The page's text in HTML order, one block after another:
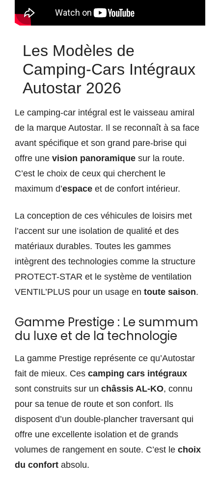
Les Modèles de
Camping-Cars Intégraux
Autostar 2026
Le camping-car intégral est le vaisseau amiral
de la marque Autostar. Il se reconnaît à sa face
avant spécifique et son grand pare-brise qui
offre une vision panoramique sur la route.
C’est le choix de ceux qui cherchent le
maximum d’espace et de confort intérieur.
La conception de ces véhicules de loisirs met
l’accent sur une isolation de qualité et des
matériaux durables. Toutes les gammes
intègrent des technologies comme la structure
PROTECT-STAR et le système de ventilation
VENTIL’PLUS pour un usage en toute saison.
Gamme Prestige : Le summum
du luxe et de la technologie
La gamme Prestige représente ce qu’Autostar
fait de mieux. Ces camping cars intégraux
sont construits sur un châssis AL-KO, connu
pour sa tenue de route et son confort. Ils
disposent d’un double-plancher traversant qui
offre une excellente isolation et de grands
volumes de rangement en soute. C’est le choix
du confort absolu.